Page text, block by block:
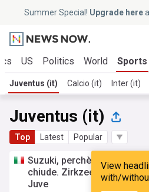
Summer Special! Upgrade here
US Politics World Sports
Juventus (it) Calcio (it) Inter (it)
Juventus (it)
Top Latest Popular
View
with/
Suzuki, perchè è un gran
chiude. Zirkzee, futuro
Juve